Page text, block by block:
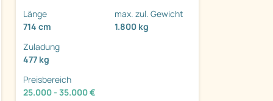
Länge
714 cm
max. zul. Gewicht
1.800 kg
Zuladung
477 kg
Preisbereich
25.000 - 35.000 €